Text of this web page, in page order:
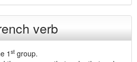
verb
1 st group.